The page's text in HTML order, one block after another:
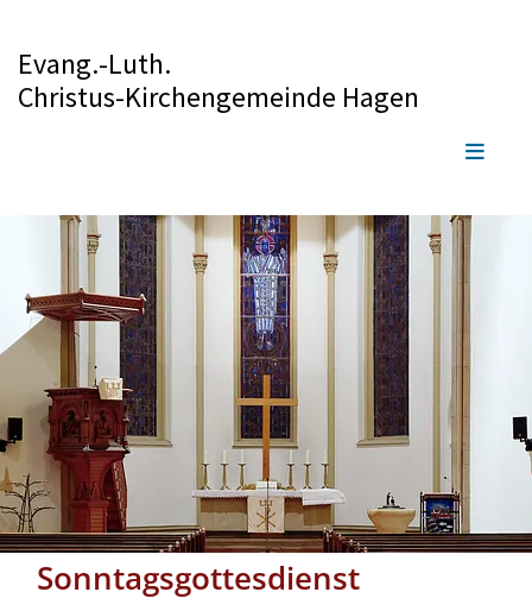
Evang.-Luth.
Christus-Kirchengemeinde Hagen
Sonntagsgottesdienst